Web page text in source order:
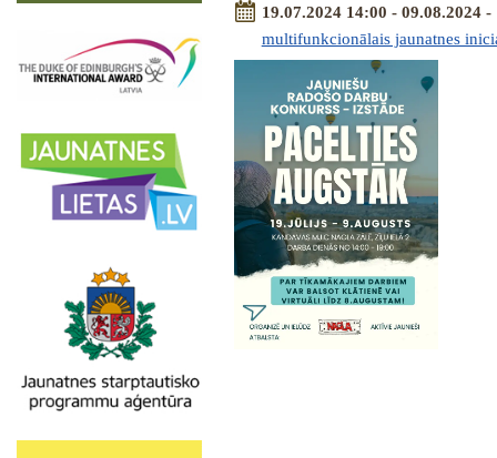
19.07.2024 14:00 - 09.08.2024
multifunkcionālais jaunatnes